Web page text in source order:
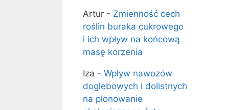
Artur - Zmienność cech
roślin buraka cukrowego
i ich wpływ na końcową
masę korzenia
Iza - Wpływ nawozów
doglebowych i dolistnych
na plonowanie